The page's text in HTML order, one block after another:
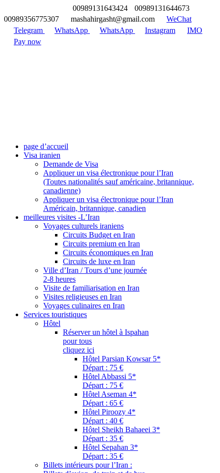
00989131643424
00989131644673
00989356775307
mashahirgasht@gmail.com
WeChat
Telegram
WhatsApp WhatsApp Instagram
IMO
Pay now
page d’accueil
Visa iranien
Demande de Visa
Appliquer un visa électronique pour l’Iran
(Toutes nationalités sauf américaine, britannique,
canadienne)
Appliquer un visa électronique pour l’Iran
Américain, britannique, canadien
meilleures visites -L’Iran
Voyages culturels iraniens
Circuits Budget en Iran
Circuits premium en Iran
Circuits économiques en Iran
Circuits de luxe en Iran
Ville d’Iran / Tours d’une journée
2-8 heures
Visite de familiarisation en Iran
Visites religieuses en Iran
Voyages culinaires en Iran
Services touristiques
Hôtel
Réserver un hôtel à Ispahan
pour tous
cliquez ici
Hôtel Parsian Kowsar 5*
Départ : 75 €
Hôtel Abbassi 5*
Départ : 75 €
Hôtel Aseman 4*
Départ : 65 €
Hôtel Piroozy 4*
Départ : 40 €
Hôtel Sheikh Bahaeei 3*
Départ : 35 €
Hôtel Sepahan 3*
Départ : 35 €
Billets intérieurs pour l’Iran :